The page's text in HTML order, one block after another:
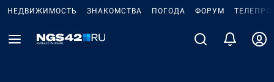
НЕДВИЖИМОСТЬ ЗНАКОМСТВА ПОГОДА ФОРУМ